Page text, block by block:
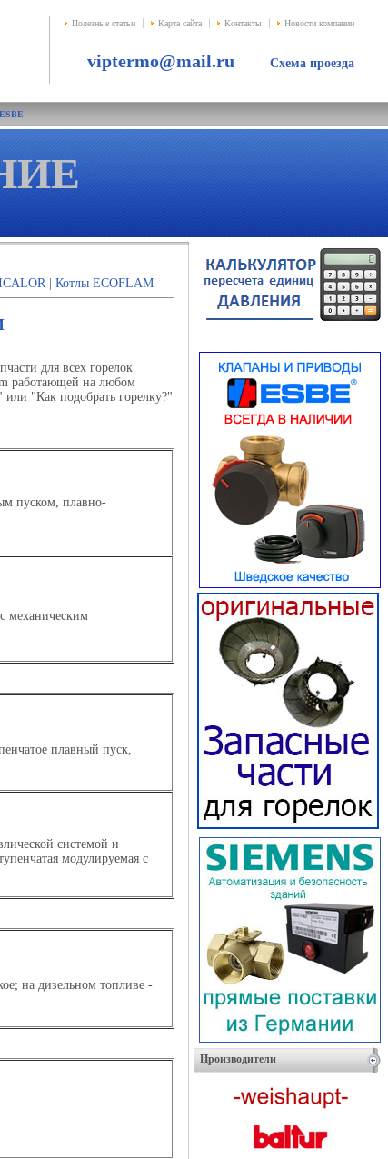
Полезные статьи Карта сайта Контакты Новости компании
viptermo@mail.ru Схема проезда
ESBE
| Котлы ECOFLAM
для всех горелок
работающей на любом
или "Как подобрать горелку?"
пуском, плавно-
механическим
плавный пуск,
системой и
модулируемая с
на дизельном топливе -
Производители